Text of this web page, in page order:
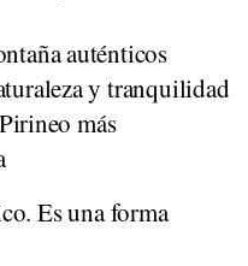
auténticos
y tranquilidad
más
Es una forma